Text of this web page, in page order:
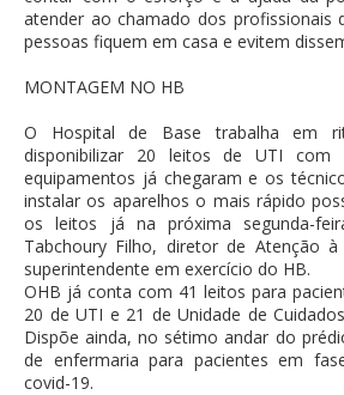
atender ao chamado dos profissionais
pessoas fiquem em casa e evitem
MONTAGEM NO HB
O Hospital de Base trabalha em
disponibilizar 20 leitos de UTI com
equipamentos já chegaram e os
instalar os aparelhos o mais rápido
os leitos já na próxima segunda-
Tabchoury Filho, diretor de Atenção
superintendente em exercício do HB.
OHB já conta com 41 leitos para
20 de UTI e 21 de Unidade de
Dispõe ainda, no sétimo andar do
de enfermaria para pacientes em
covid-19.